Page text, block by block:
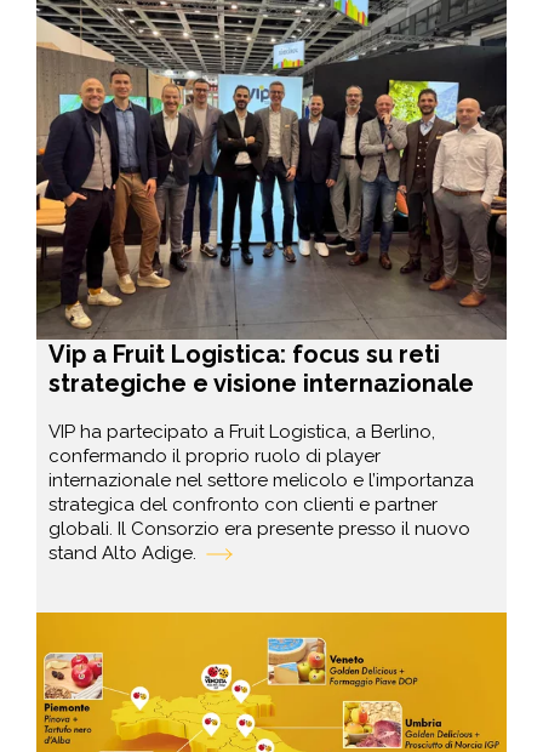
Vip a Fruit Logistica: focus su reti
strategiche e visione internazionale
VIP ha partecipato a Fruit Logistica, a Berlino,
confermando il proprio ruolo di player
internazionale nel settore melicolo e l’importanza
strategica del confronto con clienti e partner
globali. Il Consorzio era presente presso il nuovo
stand Alto Adige.